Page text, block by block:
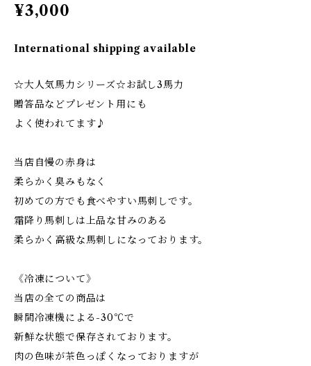
¥3,000
International shipping available
☆大人気馬力シリーズ☆お試し3馬力
贈答品などプレゼント用にも
よく使われてます♪
当店自慢の赤身は
柔らかく臭みもなく
初めての方でも食べやすい馬刺しです。
霜降り馬刺しは上品な甘みのある
柔らかく高級な馬刺しになっております。
《冷凍について》
当店の全ての商品は
瞬間冷凍機による-30℃で
新鮮な状態で保存されております。
肉の色味が茶色っぽくなっておりますが